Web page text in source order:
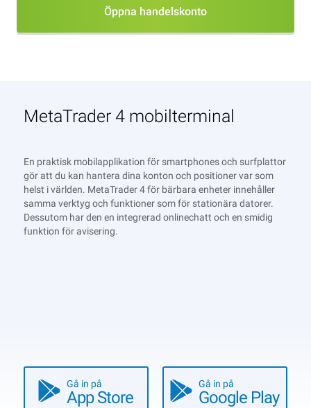
Öppna handelskonto
MetaTrader 4 mobilterminal
En praktisk mobilapplikation för smartphones och surfplattor
gör att du kan hantera dina konton och positioner var som
helst i världen. MetaTrader 4 för bärbara enheter innehåller
samma verktyg och funktioner som för stationära datorer.
Dessutom har den en integrerad onlinechatt och en smidig
funktion för avisering.
Gå in på
App Store
Gå in på
Google Play